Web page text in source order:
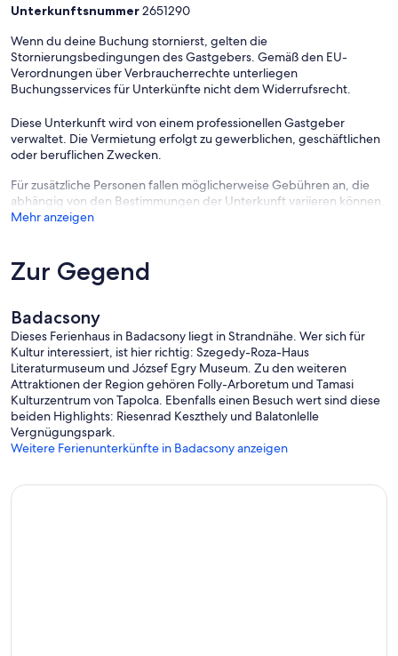
Zimmer
Der Eingang in Ihr Ferienhaus führt über die Terrasse direkt in das
Wohnzimmer.
Erdgeschoss:Wohnzimmermit Sitzecke, TV, Klimaanlage und
Zugang zur Terrasse.
Flammen), Kühlschrank, Mikrowelle, Kaffeemaschine, Toaster und
elektrischem Wasserkocher.Badmit Dusche, 1 Waschbecken und
WC.
Obergeschoss:2 Schlafzimmer jeweils
Schlafzimmermit 2 Zusatzbetten auf Bett (kleiner 2,00 x 0,90 m).
Badmit Dusche, 1 Waschbecken und WC.
Unterkunftsnummer2651290
Wenn du deine Buchung stornierst, gelten die
Stornierungsbedingungen des Gastgebers. Gemäß den EU-
Verordnungen über Verbraucherrechte unterliegen
Buchungsservices für Unterkünfte nicht dem Widerrufsrecht.
Diese Unterkunft wird von einem professionellen Gastgeber
verwaltet. Die Vermietung erfolgt zu gewerblichen, geschäftlichen
oder beruflichen Zwecken.
Für zusätzliche Personen fallen möglicherweise Gebühren an, die
abhängig von den Bestimmungen der Unterkunft variieren können.
Mehr anzeigen
Zur Gegend
Badacsony
Dieses Ferienhaus in Badacsony liegt in Strandnähe. Wer sich für
Kultur interessiert, ist hier richtig: Szegedy-Roza-Haus
Literaturmuseum und József Egry Museum. Zu den weiteren
Attraktionen der Region gehören Folly-Arboretum und Tamasi
Kulturzentrum von Tapolca. Ebenfalls einen Besuch wert sind diese
beiden Highlights: Riesenrad Keszthely und Balatonlelle
Vergnügungspark.
Weitere Ferienunterkünfte in Badacsony anzeigen